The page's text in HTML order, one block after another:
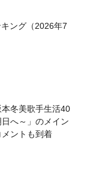
ング（2026年7
冬美歌手生活40
へ～」のメイン
ントも到着